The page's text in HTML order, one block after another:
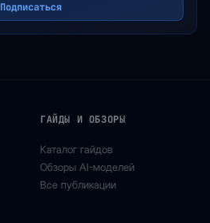
Подписаться
ГАЙДЫ И ОБЗОРЫ
Каталог гайдов
Обзоры AI-моделей
Все публикации